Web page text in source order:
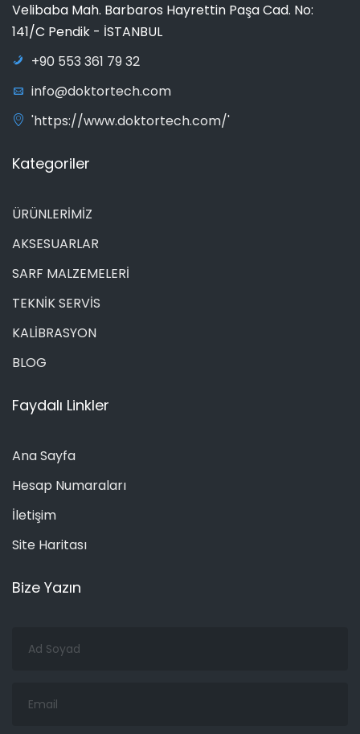
Velibaba Mah. Barbaros Hayrettin Paşa Cad. No:
141/C Pendik - İSTANBUL
+90 553 361 79 32
info@doktortech.com
'https://www.doktortech.com/'
Kategoriler
ÜRÜNLERİMİZ
AKSESUARLAR
SARF MALZEMELERİ
TEKNİK SERVİS
KALİBRASYON
BLOG
Faydalı Linkler
Ana Sayfa
Hesap Numaraları
İletişim
Site Haritası
Bize Yazın
Soyad